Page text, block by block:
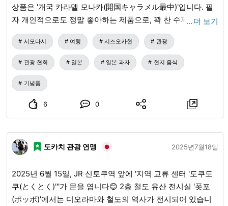
상품은 '개국 카라멜 모나카(開国キャラメル最中)'입니다. 필
자 개인적으로도 정말 좋아하는 제품으로, 꽉 찬 수제 카라멜
과 호두의 씹는 맛이 일품입니다. 선물로 고민하는 분들에게
도 추천하고 싶은 상품입니다✨ 일본 과자 장인이지만 서양의
느낌이 나는 과자도 만들 수 있는 로로 구로후네에서는 계절
한정 과자도 있어 몇 번을 방문해도 눈을 뗄 수 없을 정도입니
다. 그 외에도 추천하고 싶은 것은 '와산본(和三盆) 푸딩'입니
가 있는 '구로모나(黒もな)'(먹기 직전에 팥소를 넣기 때문에
탕을 뿌린 '고코 시모다(ここ下田)'... 추천할 만한 것이 끊이지
않습니다💦 가게 안에는 그 밖에도 과자가 가득합니다(≧▽≦)
船) 스위츠'를 찾아보세요!
… 더 보기
시모다시 여행 시즈오카현 관광
관광 협회 일본 일본 과자 현지 음식
기념품
6 0
도카치 관광 연맹 2025년7월18일
2025년 6월 15일, JR 신토쿠역 앞에 '지역 교류 센터 '도쿠도
쿠(とくとく)'''가 문을 엽니다😊 2층 철도 유산 전시실 '폿포
(ポッポ)'에서는 디오라마와 철도의 역사가 전시되어 있습니